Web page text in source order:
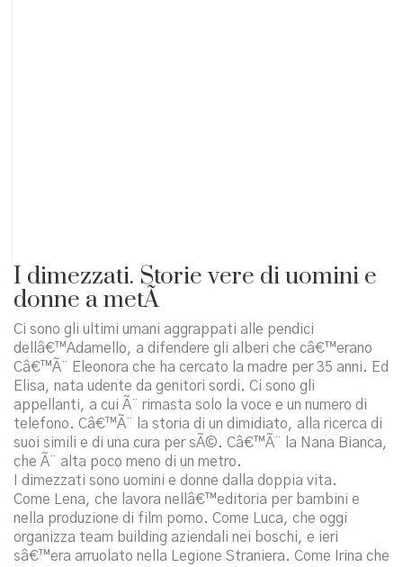
I dimezzati. Storie vere di uomini e
donne a metÃ
Ci sono gli ultimi umani aggrappati alle pendici
dellâ€™Adamello, a difendere gli alberi che câ€™erano
Câ€™Ã¨ Eleonora che ha cercato la madre per 35 anni. Ed
Elisa, nata udente da genitori sordi. Ci sono gli
appellanti, a cui Ã¨ rimasta solo la voce e un numero di
telefono. Câ€™Ã¨ la storia di un dimidiato, alla ricerca di
suoi simili e di una cura per sÃ©. Câ€™Ã¨ la Nana Bianca,
che Ã¨ alta poco meno di un metro.
I dimezzati sono uomini e donne dalla doppia vita.
Come Lena, che lavora nellâ€™editoria per bambini e
nella produzione di film porno. Come Luca, che oggi
organizza team building aziendali nei boschi, e ieri
sâ€™era arruolato nella Legione Straniera. Come Irina che